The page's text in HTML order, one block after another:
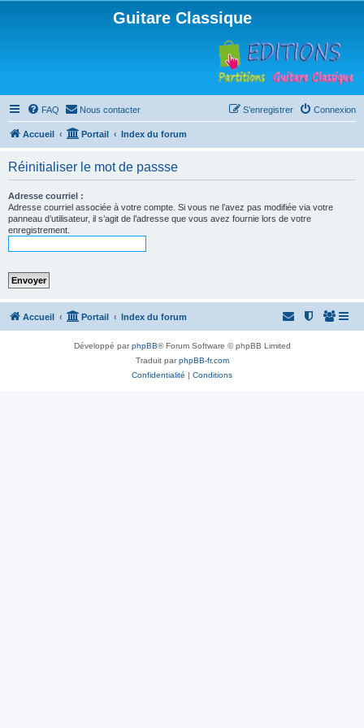
Guitare Classique
FAQ Nous contacter Connexion
S’enregistrer
Accueil Portail Index du forum
Réinitialiser le mot de passse
Adresse courriel :
Adresse courriel associée à votre compte. Si vous ne l’avez pas modifiée via votre
panneau d’utilisateur, il s’agit de l’adresse que vous avez fournie lors de votre
enregistrement.
Accueil Portail Index du forum
Développé parphpBB® Forum Software © phpBB Limited
Traduit parphpBB-fr.com
Confidentialité | Conditions